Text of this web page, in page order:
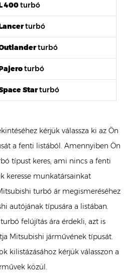
400turbó
turbó
turbó
turbó
Starturbó
kérjük válassza ki az Ön
a fenti listából. Amennyiben Ön
típust keres, ami nincs a fenti
keresse munkatársainkat
turbó ár megismeréséhez
autójának típusára a listában.
felújítás ára érdekli, azt is
Mitsubishi járművének típusát.
kilistázásához kérjük válasszon a
közül.